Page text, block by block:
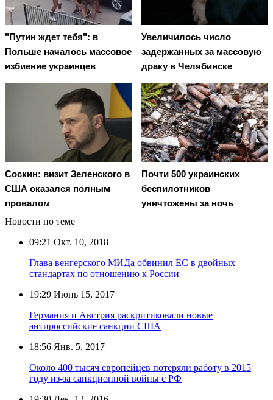
"Путин ждет тебя": в
Польше началось массовое
избиение украинцев
Увеличилось число
задержанных за массовую
драку в Челябинске
Соскин: визит Зеленского в
США оказался полным
провалом
Почти 500 украинских
беспилотников
уничтожены за ночь
Новости по теме
09:21 Окт. 10, 2018
Глава венгерского МИДа обвинил ЕС в двойных
стандартах по отношению к России
19:29 Июнь 15, 2017
Германия и Австрия раскритиковали новые
антироссийские санкции США
18:56 Янв. 5, 2017
Около 400 тысяч европейцев потеряли работу в 2015
году из-за санкционной войны с РФ